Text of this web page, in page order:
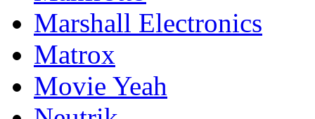
Marshall Electronics
Matrox
Movie Yeah